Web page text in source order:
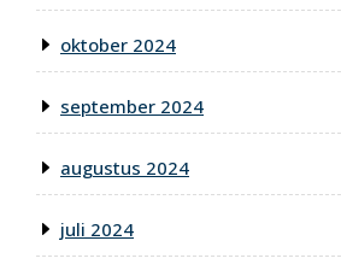
oktober 2024
september 2024
augustus 2024
juli 2024